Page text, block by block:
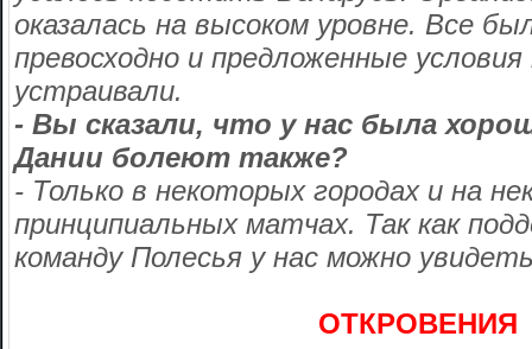
оказалась на высоком уровне. Все
превосходно и предложенные
устраивали.
- Вы сказали, что у нас была
Дании болеют также?
- Только в некоторых городах и на
принципиальных матчах. Так как
команду Полесья у нас можно
ОТКРОВЕНИЯ